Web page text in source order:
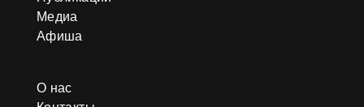
Медиа
Афиша
О нас